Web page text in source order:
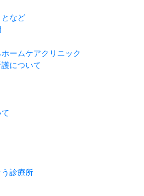
など
ームケアクリニック
について
診療所